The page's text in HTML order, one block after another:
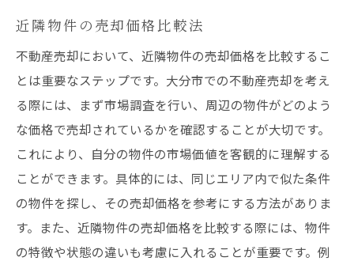
近隣物件の売却価格比較法
不動産売却において、近隣物件の売却価格を比較するこ
とは重要なステップです。大分市での不動産売却を考え
る際には、まず市場調査を行い、周辺の物件がどのよう
な価格で売却されているかを確認することが大切です。
これにより、自分の物件の市場価値を客観的に理解する
ことができます。具体的には、同じエリア内で似た条件
の物件を探し、その売却価格を参考にする方法がありま
す。また、近隣物件の売却価格を比較する際には、物件
の特徴や状態の違いも考慮に入れることが重要です。例